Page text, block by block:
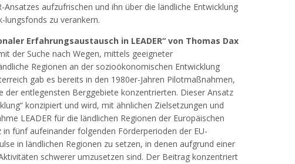
aufzufrischen und ihn über die ländliche Entwicklung
lungsfonds zu verankern.
Erfahrungsaustausch in LEADER“ von Thomas Dax
der Suche nach Wegen, mittels geeigneter
Regionen an der sozioökonomischen Entwicklung
gab es bereits in den 1980er-Jahren Pilotmaßnahmen,
der entlegensten Berggebiete konzentrierten. Dieser Ansatz
konzipiert und wird, mit ähnlichen Zielsetzungen und
LEADER für die ländlichen Regionen der Europäischen
fünf aufeinander folgenden Förderperioden der EU-
in ländlichen Regionen zu setzen, in denen aufgrund einer
schwerer umzusetzen sind. Der Beitrag konzentriert